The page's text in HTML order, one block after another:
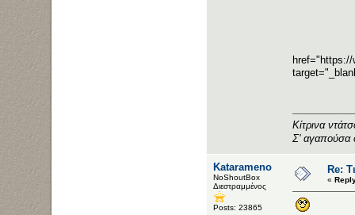
Κίτρινα
Σ' αγαπούσα
Katarameno
NoShoutBox
Διεστραμμένος
Posts: 23865
Re:
«